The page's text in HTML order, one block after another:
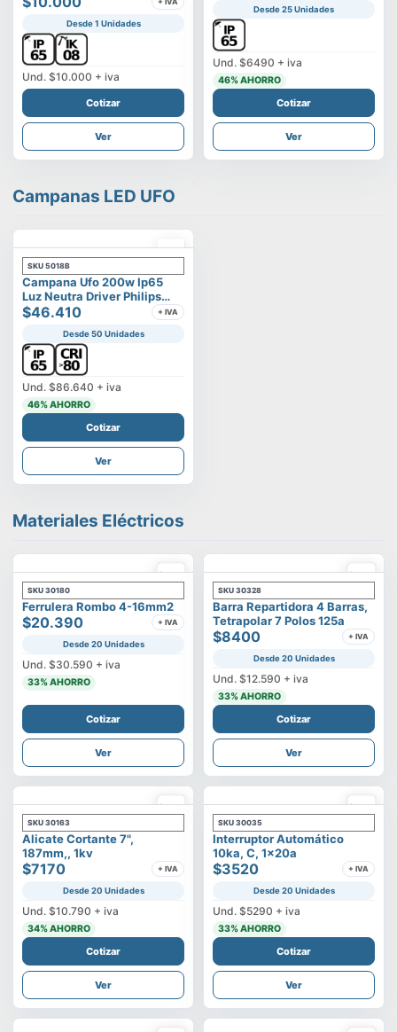
+ IVA
Desde 1 Unidades
Und. $10.000 + iva
Cotizar
Ver
Desde 25 Unidades
Und. $6490 + iva
46% AHORRO
Cotizar
Ver
Campanas LED UFO
SKU 5018B
Campana Ufo 200w Ip65
Luz Neutra Driver Philips
Modelo Eltanin
$46.410 + IVA
Desde 50 Unidades
Und. $86.640 + iva
46% AHORRO
Cotizar
Ver
Materiales Eléctricos
SKU 30180
Ferrulera Rombo 4-16mm2
$20.390 + IVA
Desde 20 Unidades
Und. $30.590 + iva
33% AHORRO
Cotizar
Ver
SKU 30328
Barra Repartidora 4 Barras,
Tetrapolar 7 Polos 125a
$8400 + IVA
Desde 20 Unidades
Und. $12.590 + iva
33% AHORRO
Cotizar
Ver
SKU 30163
Alicate Cortante 7",
187mm,, 1kv
$7170 + IVA
Desde 20 Unidades
Und. $10.790 + iva
34% AHORRO
Cotizar
Ver
SKU 30035
Interruptor Automático
10ka, C, 1x20a
$3520 + IVA
Desde 20 Unidades
Und. $5290 + iva
33% AHORRO
Cotizar
Ver